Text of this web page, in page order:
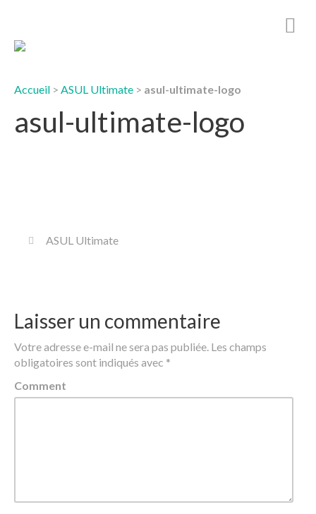
Accueil > ASUL Ultimate > asul-ultimate-logo
asul-ultimate-logo
ASUL Ultimate
Laisser un commentaire
Votre adresse e-mail ne sera pas publiée. Les champs
obligatoires sont indiqués avec *
Comment